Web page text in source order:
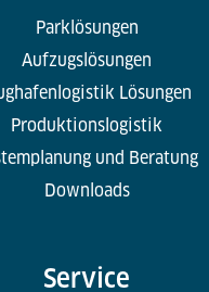
Parklösungen
Aufzugslösungen
Lösungen
Produktionslogistik
und Beratung
Downloads
Service